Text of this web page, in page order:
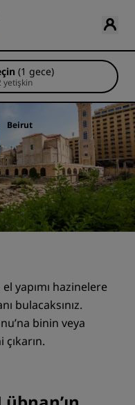
(1 gece)
- 10 Ağu | 1 oda 2 yetişkin
Beirut
yapımı hazinelere
bulacaksınız.
binin veya